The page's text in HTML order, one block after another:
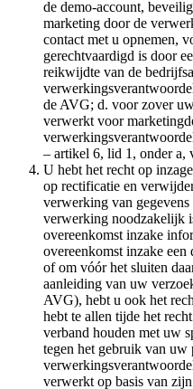
de demo-account,
marketing door de
contact met u opnemen,
gerechtvaardigd is door
reikwijdte van de
de AVG; d. voor zover
verwerkt voor
– artikel 6, lid 1, onder a,
U hebt het recht op
op rectificatie en
verwerking van
verwerking noodzakelijk
overeenkomst inzake
overeenkomst inzake
of om vóór het sluiten
aanleiding van uw
AVG), hebt u ook het
hebt te allen tijde het
verband houden met uw
tegen het gebruik van uw
verwerkt op basis van